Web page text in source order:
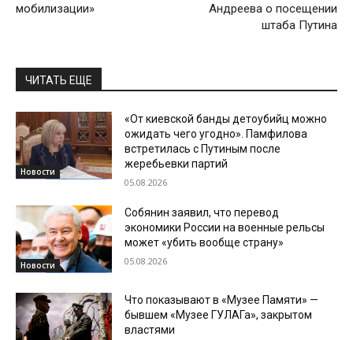
мобилизации»
Андреева о посещении
штаба Путина
ЧИТАТЬ ЕЩЕ
Новости
«От киевской банды детоубийц можно
ожидать чего угодно». Памфилова
встретилась с Путиным после
жеребьевки партий
05.08.2026
Новости
Собянин заявил, что перевод
экономики России на военные рельсы
может «убить вообще страну»
05.08.2026
Что показывают в «Музее Памяти» —
бывшем «Музее ГУЛАГа», закрытом
властями